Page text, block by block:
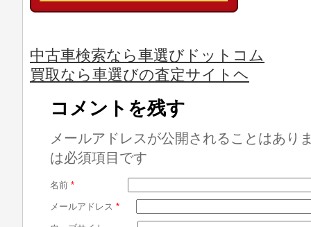
中古車検索なら車選びドットコム
買取なら車選びの査定サイトヘ
コメントを残す
メールアドレスが公開されることはあり
は必須項目です
名前 *
メールアドレス *